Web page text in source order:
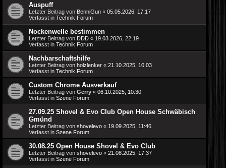
Auspuff
Letzter Beitrag von BenniGun « 05.05.2026, 17:17
Verfasst in Technik Forum
Nockenwelle bestimmen
Letzter Beitrag von DDD « 19.03.2026, 22:19
Verfasst in Technik Forum
Nachbarschaftshilfe
Letzter Beitrag von holzlenker « 21.10.2025, 10:03
Verfasst in Technik Forum
Custom Chrome Ausverkauf
Letzter Beitrag von Gerry « 06.10.2025, 10:30
Verfasst in Szene Forum
27.09.25 Shovel & Evo Club Open House Schwäbisch
Gmünd
Letzter Beitrag von shovelevo « 19.09.2025, 11:46
Verfasst in Szene Forum
30.08.25 Open House Shovel & Evo Club
Letzter Beitrag von shovelevo « 21.08.2025, 17:37
Verfasst in Szene Forum